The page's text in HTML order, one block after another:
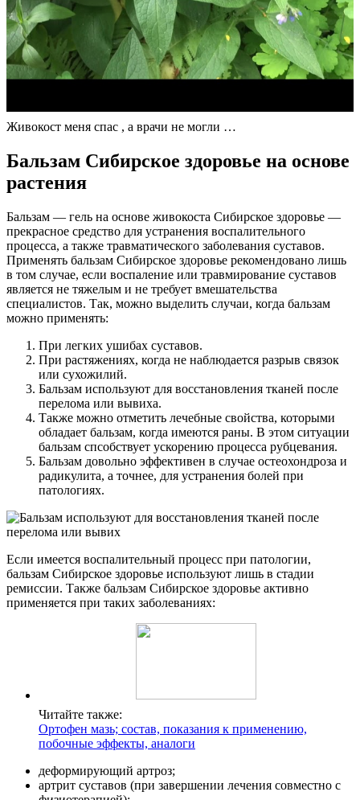
Живокост меня спас , а врачи не могли …
Бальзам Сибирское здоровье на основе
растения
Бальзам — гель на основе живокоста Сибирское здоровье —
прекрасное средство для устранения воспалительного
процесса, а также травматического заболевания суставов.
Применять бальзам Сибирское здоровье рекомендовано лишь
в том случае, если воспаление или травмирование суставов
является не тяжелым и не требует вмешательства
специалистов. Так, можно выделить случаи, когда бальзам
можно применять:
При легких ушибах суставов.
При растяжениях, когда не наблюдается разрыв связок
или сухожилий.
Бальзам используют для восстановления тканей после
перелома или вывиха.
Также можно отметить лечебные свойства, которыми
обладает бальзам, когда имеются раны. В этом ситуации
бальзам спсобствует ускорению процесса рубцевания.
Бальзам довольно эффективен в случае остеохондроза и
радикулита, а точнее, для устранения болей при
патологиях.
Если имеется воспалительный процесс при патологии,
бальзам Сибирское здоровье используют лишь в стадии
ремиссии. Также бальзам Сибирское здоровье активно
применяется при таких заболеваниях:
Читайте также:
Ортофен мазь; состав, показания к применению,
побочные эффекты, аналоги
деформирующий артроз;
артрит суставов (при завершении лечения совместно с